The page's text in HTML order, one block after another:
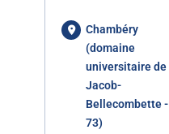
Chambéry
(domaine
universitaire de
Jacob-
Bellecombette -
73)